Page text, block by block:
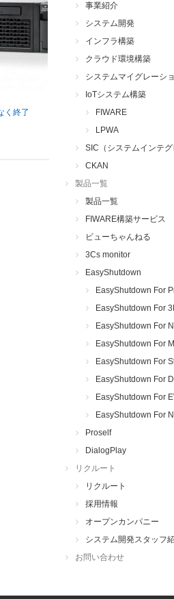
く終了
事業紹介
システム開発
インフラ構築
クラウド環境構築
システムマイグレーシ
IoTシステム構築
FIWARE
LPWA
SIC（システムインテグ
CKAN
製品一覧
製品一覧
FIWARE構築サービス
ビューちゃんねる
3Cs monitor
EasyShutdown
EasyShutdown For
EasyShutdown For
EasyShutdown For
EasyShutdown For
EasyShutdown For
EasyShutdown For
EasyShutdown For
EasyShutdown For
Proself
DialogPlay
リクルート
リクルート
採用情報
オープンカンパニー
システム開発スタッフ
お問い合わせ